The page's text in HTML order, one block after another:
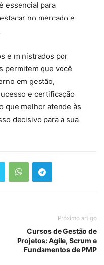
essencial para
no mercado e
e ministrados por
permitem que você
em gestão,
e certificação
que melhor atende às
decisivo para a sua
Próximo artigo
Cursos de Gestão de
Projetos: Agile, Scrum e
Fundamentos de PMP